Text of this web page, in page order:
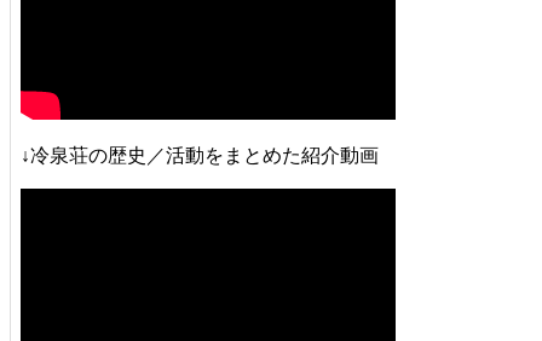
↓冷泉荘の歴史／活動をまとめた紹介動画